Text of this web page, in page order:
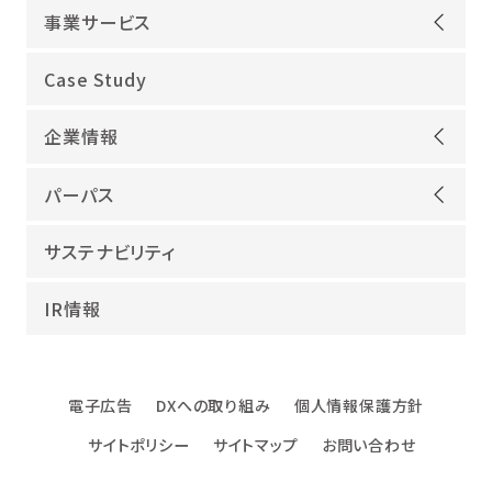
事業サービス
オープンアップグループが選ばれる理由
ITインフラ
IT開発
海外領域
教育・人材紹介
Case Study
企業情報
ごあいさつ
沿革
役員紹介
パーパス
当社グループのパーパス
幸せな仕事総合研究所
エンジニアインタビュー
サステナビリティ
IR情報
電子広告 DXへの取り組み
個人情報保護方針
サイトポリシー
サイトマップ お問い合わせ